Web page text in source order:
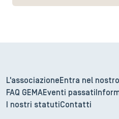
L'associazione Entra nel
FAQ GEMAEventi passati
I nostri statuti Contatti